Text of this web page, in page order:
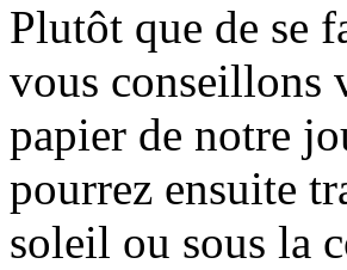
Plutôt que de se
vous conseillons
papier de notre
pourrez ensuite
soleil ou sous la